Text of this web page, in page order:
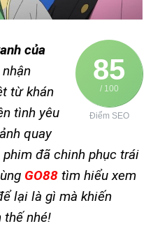
85
/ 100
Điểm SEO
của
từ khán
tình yêu
quay
đã chinh phục trái
GO88 tìm hiểu xem
lại là gì mà khiến
thế nhé!